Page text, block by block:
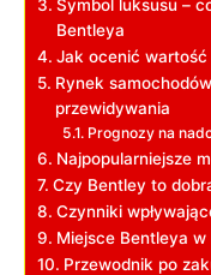
Symbol luksusu –
Bentleya
Jak ocenić
Rynek
przewidywania
Prognozy na
Najpopularniejsze
Czy Bentley to
Czynniki
Miejsce Bentleya
Przewodnik po